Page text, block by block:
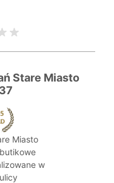
Stare Miasto
Miasto
w